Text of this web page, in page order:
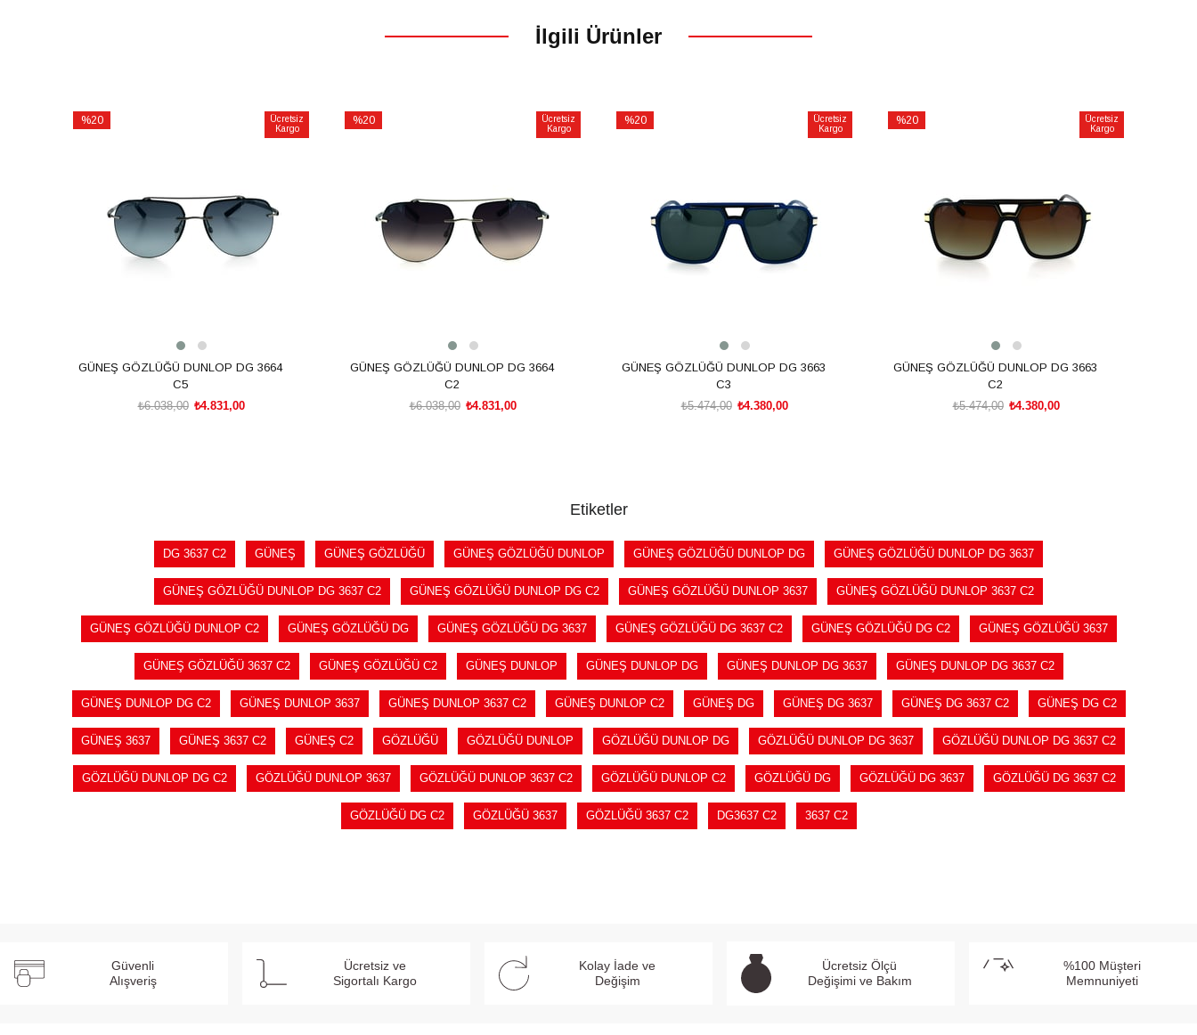
İlgili Ürünler
%20
Ücretsiz
Kargo
GÜNEŞ GÖZLÜĞÜ DUNLOP DG 3664
C5
₺4.831,00
₺6.038,00
%20
Ücretsiz
Kargo
GÜNEŞ GÖZLÜĞÜ DUNLOP DG 3664
C2
₺4.831,00
₺6.038,00
%20
Ücretsiz
Kargo
GÜNEŞ GÖZLÜĞÜ DUNLOP DG 3663
C3
₺4.380,00
₺5.474,00
%20
Ücretsiz
Kargo
GÜNEŞ GÖZLÜĞÜ DUNLOP DG 3663
C2
₺4.380,00
₺5.474,00
Etiketler
DG 3637 C2 GÜNEŞ GÜNEŞ GÖZLÜĞÜ GÜNEŞ GÖZLÜĞÜ DUNLOP GÜNEŞ GÖZLÜĞÜ DUNLOP DG GÜNEŞ GÖZLÜĞÜ DUNLOP DG 3637
GÜNEŞ GÖZLÜĞÜ DUNLOP DG 3637 C2 GÜNEŞ GÖZLÜĞÜ DUNLOP DG C2 GÜNEŞ GÖZLÜĞÜ DUNLOP 3637 GÜNEŞ GÖZLÜĞÜ DUNLOP 3637 C2
GÜNEŞ GÖZLÜĞÜ DUNLOP C2 GÜNEŞ GÖZLÜĞÜ DG GÜNEŞ GÖZLÜĞÜ DG 3637 GÜNEŞ GÖZLÜĞÜ DG 3637 C2 GÜNEŞ GÖZLÜĞÜ DG C2 GÜNEŞ GÖZLÜĞÜ 3637
GÜNEŞ GÖZLÜĞÜ 3637 C2 GÜNEŞ GÖZLÜĞÜ C2 GÜNEŞ DUNLOP GÜNEŞ DUNLOP DG GÜNEŞ DUNLOP DG 3637 GÜNEŞ DUNLOP DG 3637 C2
GÜNEŞ DUNLOP DG C2 GÜNEŞ DUNLOP 3637 GÜNEŞ DUNLOP 3637 C2 GÜNEŞ DUNLOP C2 GÜNEŞ DG GÜNEŞ DG 3637 GÜNEŞ DG 3637 C2 GÜNEŞ DG C2
GÜNEŞ 3637 GÜNEŞ 3637 C2 GÜNEŞ C2 GÖZLÜĞÜ GÖZLÜĞÜ DUNLOP GÖZLÜĞÜ DUNLOP DG GÖZLÜĞÜ DUNLOP DG 3637 GÖZLÜĞÜ DUNLOP DG 3637 C2
GÖZLÜĞÜ DUNLOP DG C2 GÖZLÜĞÜ DUNLOP 3637 GÖZLÜĞÜ DUNLOP 3637 C2 GÖZLÜĞÜ DUNLOP C2 GÖZLÜĞÜ DG GÖZLÜĞÜ DG 3637 GÖZLÜĞÜ DG 3637 C2
GÖZLÜĞÜ DG C2 GÖZLÜĞÜ 3637 GÖZLÜĞÜ 3637 C2 DG3637 C2 3637 C2
Güvenli
Alışveriş
Ücretsiz ve
Sigortalı Kargo
Kolay İade ve
Değişim
Ücretsiz Ölçü
Değişimi ve Bakım
%100 Müşteri
Memnuniyeti